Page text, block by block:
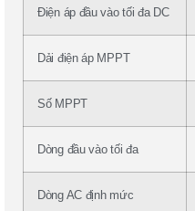
Điện áp đầu vào tối đa DC
Dải điện áp MPPT
Số MPPT
Dòng đầu vào tối đa
Dòng AC định mức